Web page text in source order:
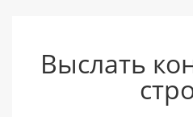
Забыли
Выслать